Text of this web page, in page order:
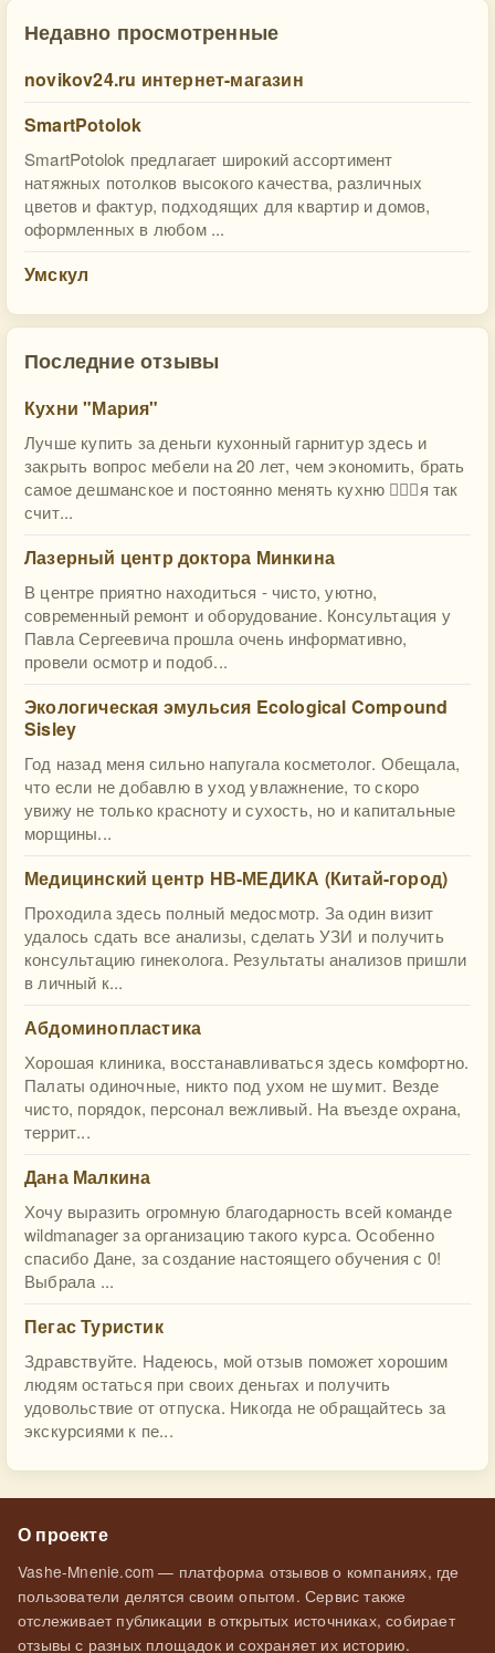
Недавно просмотренные
novikov24.ru интернет-магазин
SmartPotolok
SmartPotolok предлагает широкий ассортимент
натяжных потолков высокого качества, различных
цветов и фактур, подходящих для квартир и домов,
оформленных в любом ...
Умскул
Последние отзывы
Кухни "Мария"
Лучше купить за деньги кухонный гарнитур здесь и
закрыть вопрос мебели на 20 лет, чем экономить, брать
самое дешманское и постоянно менять кухню 🤷🏻‍♀️я так
счит...
Лазерный центр доктора Минкина
В центре приятно находиться - чисто, уютно,
современный ремонт и оборудование. Консультация у
Павла Сергеевича прошла очень информативно,
провели осмотр и подоб...
Экологическая эмульсия Ecological Compound
Sisley
Год назад меня сильно напугала косметолог. Обещала,
что если не добавлю в уход увлажнение, то скоро
увижу не только красноту и сухость, но и капитальные
морщины...
Медицинский центр НВ-МЕДИКА (Китай-город)
Проходила здесь полный медосмотр. За один визит
удалось сдать все анализы, сделать УЗИ и получить
консультацию гинеколога. Результаты анализов пришли
в личный к...
Абдоминопластика
Хорошая клиника, восстанавливаться здесь комфортно.
Палаты одиночные, никто под ухом не шумит. Везде
чисто, порядок, персонал вежливый. На въезде охрана,
террит...
Дана Малкина
Хочу выразить огромную благодарность всей команде
wildmanager за организацию такого курса. Особенно
спасибо Дане, за создание настоящего обучения с 0!
Выбрала ...
Пегас Туристик
Здравствуйте. Надеюсь, мой отзыв поможет хорошим
людям остаться при своих деньгах и получить
удовольствие от отпуска. Никогда не обращайтесь за
экскурсиями к пе...
О проекте
Vashe-Mnenie.com — платформа отзывов о компаниях, где
пользователи делятся своим опытом. Сервис также
отслеживает публикации в открытых источниках, собирает
отзывы с разных площадок и сохраняет их историю.